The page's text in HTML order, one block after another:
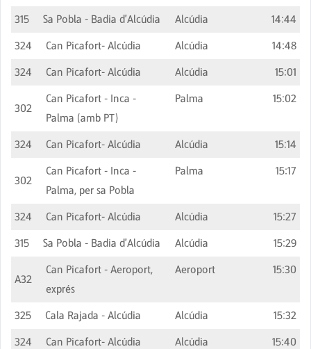
315 Sa Pobla - Badia d'Alcúdia Alcúdia
14:44
324
Can Picafort- Alcúdia Alcúdia
14:48
324
Can Picafort- Alcúdia Alcúdia 15:01
302
Can Picafort - Inca -
Palma (amb PT)
Palma 15:02
324 Can Picafort- Alcúdia Alcúdia 15:14
302
Can Picafort - Inca -
Palma, per sa Pobla
Palma 15:17
324 Can Picafort- Alcúdia Alcúdia
15:27
315
Sa Pobla - Badia d'Alcúdia Alcúdia 15:29
A32
Can Picafort - Aeroport,
exprés
Aeroport 15:30
325 Cala Rajada - Alcúdia Alcúdia
15:32
324
Can Picafort- Alcúdia Alcúdia 15:40